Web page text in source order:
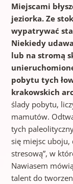
Miejscami
jeziorka. Ze
wypatrywać
Niekiedy
lub na stromą
pobytu tych
krakowskich
ślady pobytu,
mamutów.
tych
się miejsc uboju,
stresową”, w
Nawiasem
talent do